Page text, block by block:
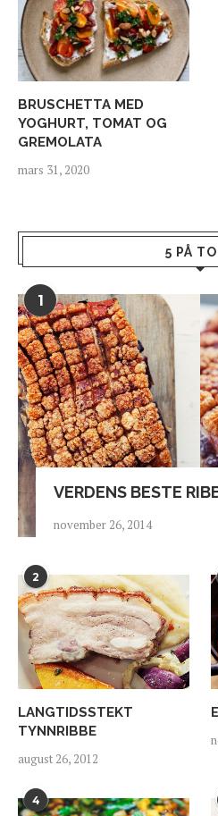
BRUSCHETTA MED
YOGHURT, TOMAT OG
GREMOLATA
mars 31, 2020
5 PÅ
1
VERDENS BESTE
november 26, 2014
2
LANGTIDSSTEKT
TYNNRIBBE
august 26, 2012
4